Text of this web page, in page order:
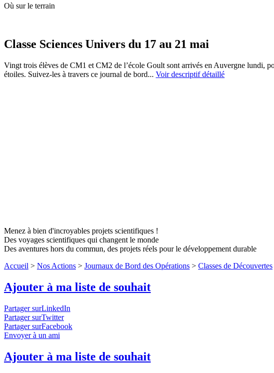
Où sur le terrain
Classe Sciences Univers du 17 au 21 mai
Vingt trois élèves de CM1 et CM2 de l’école Goult sont arrivés en Auvergne lundi,
étoiles. Suivez-les à travers ce journal de bord... Voir descriptif détaillé
Menez à bien d'incroyables projets scientifiques !
Des voyages scientifiques qui changent le monde
Des aventures hors du commun, des projets réels pour le développement durable
Accueil > Nos Actions > Journaux de Bord des Opérations > Classes de Découvertes
Ajouter à ma liste de souhait
Partager surLinkedIn
Partager surTwitter
Partager surFacebook
Envoyer à un ami
Ajouter à ma liste de souhait